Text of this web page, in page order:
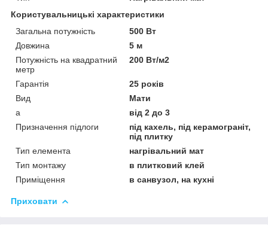
Користувальницькі характеристики
Загальна потужність
500 Вт
Довжина
5 м
Потужність на квадратний
метр
200 Вт/м2
Гарантія
25 років
Вид
Мати
а
від 2 до 3
Призначення підлоги
під кахель, під керамограніт,
під плитку
Тип елемента
нагрівальний мат
Тип монтажу
в плитковий клей
Приміщення
в санвузол, на кухні
Приховати